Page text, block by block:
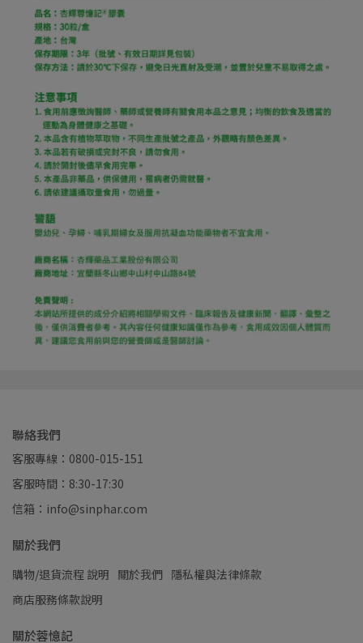
聯絡我們
客服專線：0800-015-151
客服時間：8:30-17:30
信箱：info@sinphar.com
關於我們
購物/退貨流程 說明 關於我們 隱私權與法律條款
商店服務條款說明
關於蓉憶記